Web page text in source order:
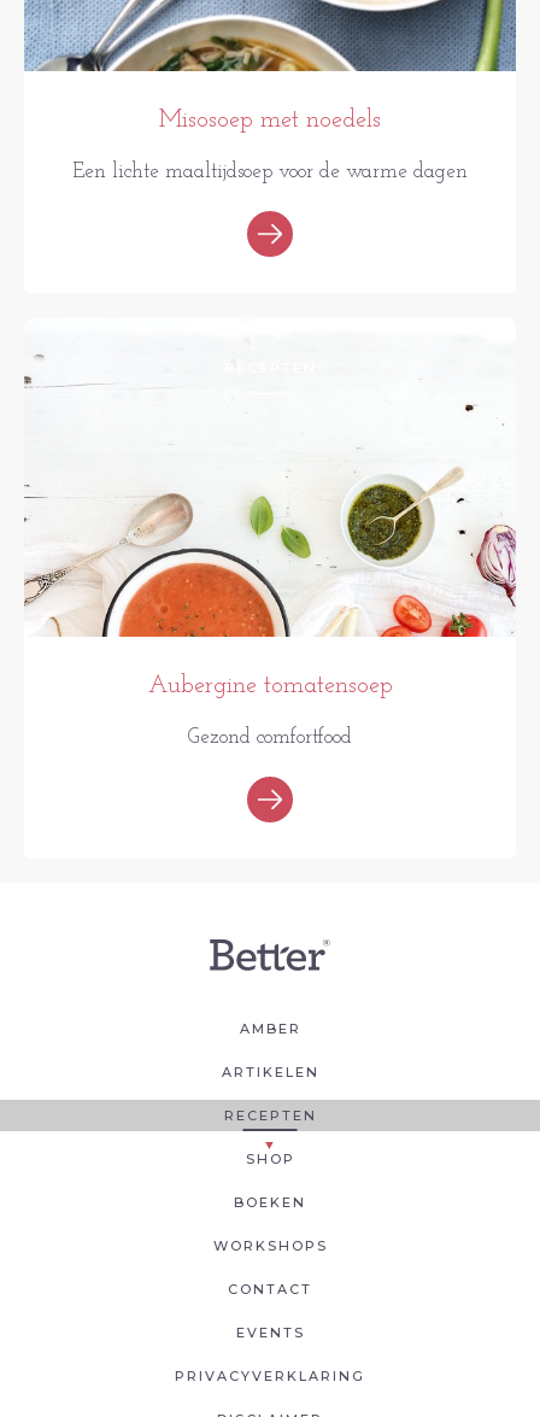
Misosoep met noedels
Een lichte maaltijdsoep voor de warme dagen
Aubergine tomatensoep
Gezond comfortfood
AMBER
ARTIKELEN
RECEPTEN
SHOP
BOEKEN
WORKSHOPS
CONTACT
EVENTS
PRIVACYVERKLARING